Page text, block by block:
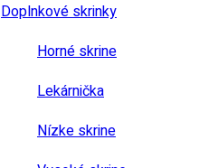
Doplnkové skrinky
Horné skrine
Lekárnička
Nízke skrine